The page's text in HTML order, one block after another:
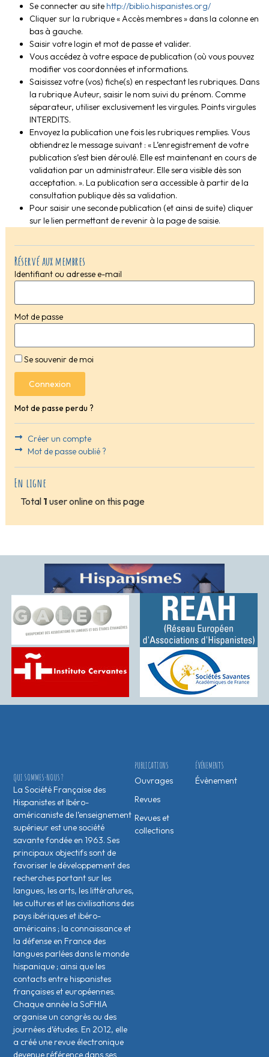
Réservé aux membres
Identifiant ou adresse e-mail
Mot de passe
Se souvenir de moi
Connexion
Mot de passe perdu ?
Créer un compte
Mot de passe oublié ?
En ligne
Total 1 user online on this page
Se connecter au site http://biblio.hispanistes.org/
Cliquer sur la rubrique « Accès membres » dans la colonne en
bas à gauche.
Saisir votre login et mot de passe et valider.
Vous accédez à votre espace de publication (où vous pouvez
modifier vos coordonnées et informations.
Saisissez votre (vos) fiche(s) en respectant les rubriques. Dans
la rubrique Auteur, saisir le nom suivi du prénom. Comme
séparateur, utiliser exclusivement les virgules. Points virgules
INTERDITS.
Envoyez la publication une fois les rubriques remplies. Vous
obtiendrez le message suivant : « L’enregistrement de votre
publication s’est bien déroulé. Elle est maintenant en cours de
validation par un administrateur. Elle sera visible dès son
acceptation. ». La publication sera accessible à partir de la
consultation publique dès sa validation.
Pour saisir une seconde publication (et ainsi de suite) cliquer
sur le lien permettant de revenir à la page de saisie.
ÉVÉNEMENTS
Évènement
PUBLICATIONS
Ouvrages
Revues
Revues et
collections
QUI SOMMES-NOUS ?
La Société Française des
Hispanistes et Ibéro-
américaniste de l’enseignement
supérieur est une société
savante fondée en 1963. Ses
principaux objectifs sont de
favoriser le développement des
recherches portant sur les
langues, les arts, les littératures,
les cultures et les civilisations des
pays ibériques et ibéro-
américains ; la connaissance et
la défense en France des
langues parlées dans le monde
hispanique ; ainsi que les
contacts entre hispanistes
français·es et européen·nes.
Chaque année la SoFHIA
organise un congrès ou des
journées d’études. En 2012, elle
a créé une revue électronique
devenue référence dans ses